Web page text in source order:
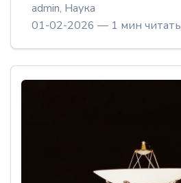
admin, Наука
01-02-2026 — 1 мин читать